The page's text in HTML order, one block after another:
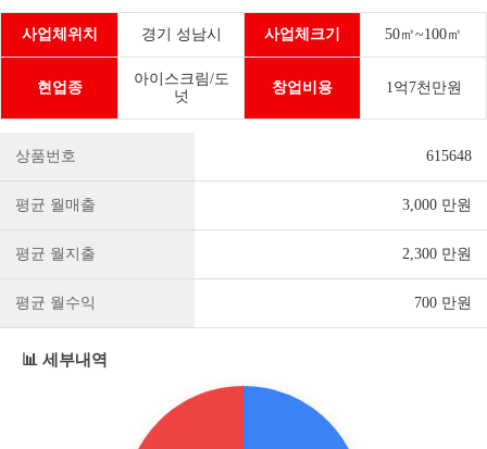
사업체위치 경기 성남시 사업체크기 50㎡~100㎡
현업종
아이스크림/도
넛
창업비용 1억7천만원
상품번호 615648
평균 월매출 3,000 만원
평균 월지출 2,300 만원
평균 월수익 700 만원
📊 세부내역